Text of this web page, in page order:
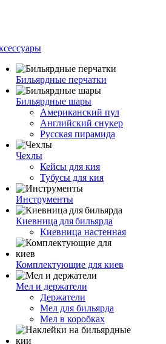
Бильярдные перчатки
Бильярдные шары
Американский пул
Английский снукер
Русская пирамида
Чехлы
Кейсы для кия
Тубусы для кия
Инструменты
Киевница для бильярда
Киевница настенная
Комплектующие для киев
Мел и держатели
Держатели
Мел для бильярда
Мел в коробках